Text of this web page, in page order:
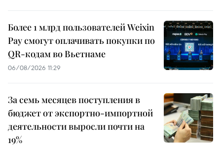
Более 1 млрд пользователей Weixin
Pay смогут оплачивать покупки по
QR-кодам во Вьетнаме
06/08/2026 11:29
За семь месяцев поступления в
бюджет от экспортно-импортной
деятельности выросли почти на
19%